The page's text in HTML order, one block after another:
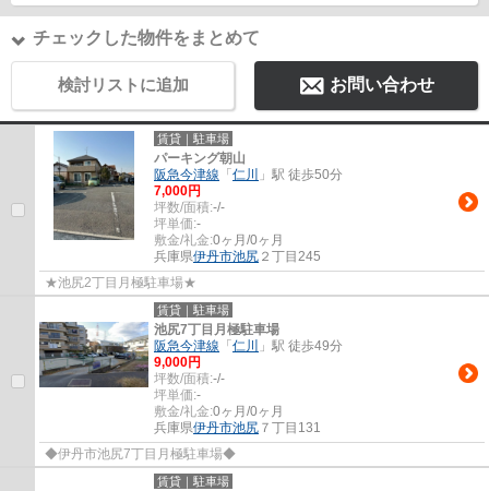
チェックした物件をまとめて
検討リストに追加 お問い合わせ
賃貸｜駐車場
パーキング朝山
阪急今津線 「 仁川
」駅 徒歩50分
7,000円
坪数/面積:-/-
坪単価:-
敷金/礼金:0ヶ月/0ヶ月
兵庫県伊丹市池尻 ２丁目245
★池尻2丁目月極駐車場★
賃貸｜駐車場
池尻7丁目月極駐車場
阪急今津線 「 仁川
」駅 徒歩49分
9,000円
坪数/面積:-/-
坪単価:-
敷金/礼金:0ヶ月/0ヶ月
兵庫県伊丹市池尻 ７丁目131
◆伊丹市池尻7丁目月極駐車場◆
賃貸｜駐車場